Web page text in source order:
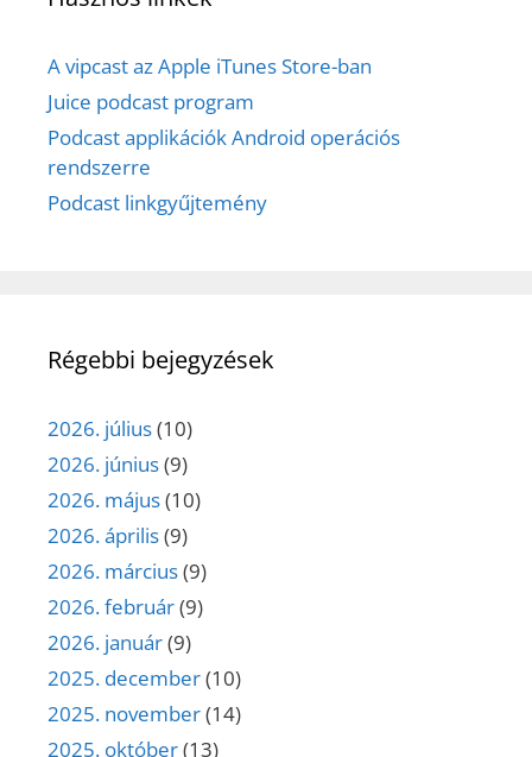
A vipcast az Apple iTunes Store-ban
Juice podcast program
Podcast applikációk Android operációs
rendszerre
Podcast linkgyűjtemény
Régebbi bejegyzések
2026. július(10)
2026. június(9)
2026. május(10)
2026. április(9)
2026. március(9)
2026. február(9)
2026. január(9)
2025. december(10)
2025. november(14)
2025. október(13)